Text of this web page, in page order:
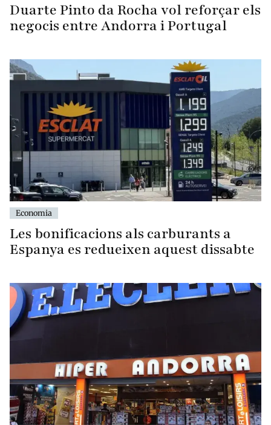
Duarte Pinto da Rocha vol reforçar els
negocis entre Andorra i Portugal
Economia
Les bonificacions als carburants a
Espanya es redueixen aquest dissabte